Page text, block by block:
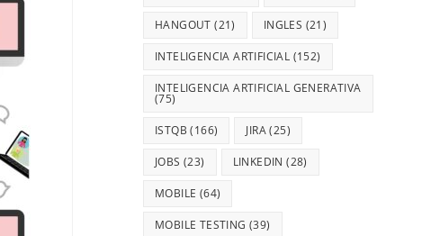
HANGOUT (21) INGLES (21)
INTELIGENCIA ARTIFICIAL (152)
INTELIGENCIA ARTIFICIAL GENERATIVA
(75)
ISTQB (166) JIRA(25)
JOBS (23) LINKEDIN (28)
MOBILE (64)
MOBILE TESTING (39)